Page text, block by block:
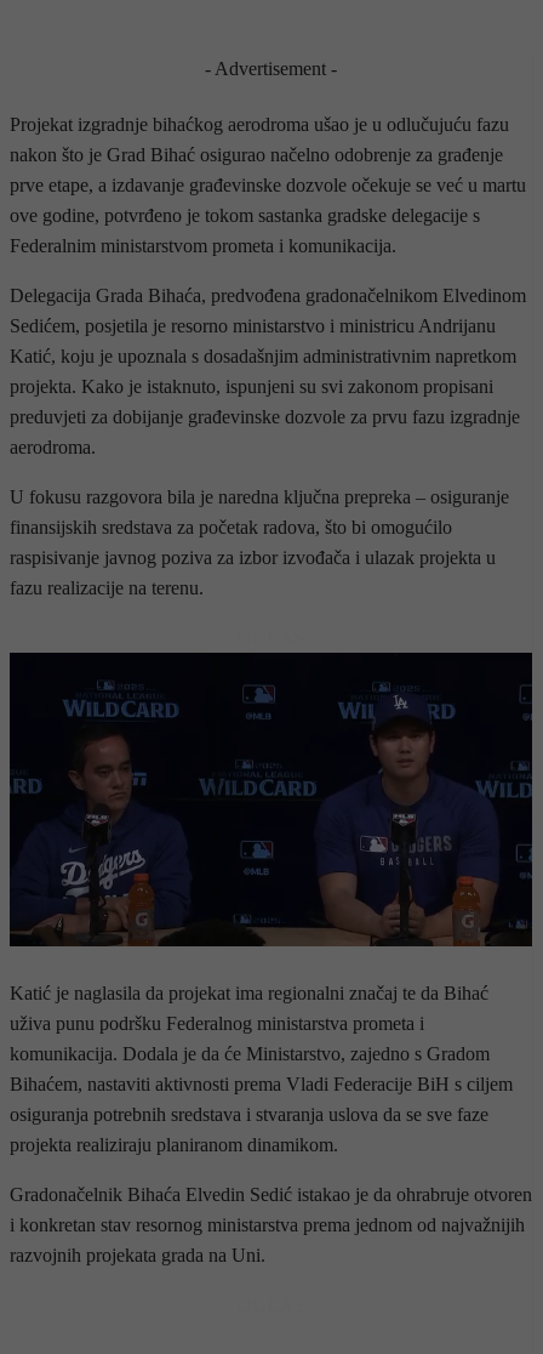
- Advertisement -
Projekat izgradnje bihaćkog aerodroma ušao je u odlučujuću fazu
nakon što je Grad Bihać osigurao načelno odobrenje za građenje
prve etape, a izdavanje građevinske dozvole očekuje se već u martu
ove godine, potvrđeno je tokom sastanka gradske delegacije s
Federalnim ministarstvom prometa i komunikacija.
Delegacija Grada Bihaća, predvođena gradonačelnikom Elvedinom
Sedićem, posjetila je resorno ministarstvo i ministricu Andrijanu
Katić, koju je upoznala s dosadašnjim administrativnim napretkom
projekta. Kako je istaknuto, ispunjeni su svi zakonom propisani
preduvjeti za dobijanje građevinske dozvole za prvu fazu izgradnje
aerodroma.
U fokusu razgovora bila je naredna ključna prepreka – osiguranje
finansijskih sredstava za početak radova, što bi omogućilo
raspisivanje javnog poziva za izbor izvođača i ulazak projekta u
fazu realizacije na terenu.
Katić je naglasila da projekat ima regionalni značaj te da Bihać
uživa punu podršku Federalnog ministarstva prometa i
komunikacija. Dodala je da će Ministarstvo, zajedno s Gradom
Bihaćem, nastaviti aktivnosti prema Vladi Federacije BiH s ciljem
osiguranja potrebnih sredstava i stvaranja uslova da se sve faze
projekta realiziraju planiranom dinamikom.
Gradonačelnik Bihaća Elvedin Sedić istakao je da ohrabruje otvoren
i konkretan stav resornog ministarstva prema jednom od najvažnijih
razvojnih projekata grada na Uni.